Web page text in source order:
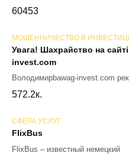
60453
МОШЕННИЧЕСТВО В
Увага! Шахрайство на
invest.com
Володимирbawag-invest.com
572.2к.
СФЕРА УСЛУГ
FlixBus
FlixBus – известный немецкий